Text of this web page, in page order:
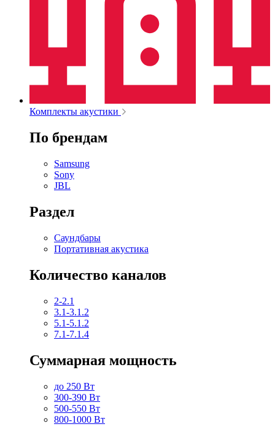
Комплекты акустики
По брендам
Samsung
Sony
JBL
Раздел
Саундбары
Портативная акустика
Количество каналов
2-2.1
3.1-3.1.2
5.1-5.1.2
7.1-7.1.4
Суммарная мощность
до 250 Вт
300-390 Вт
500-550 Вт
800-1000 Вт